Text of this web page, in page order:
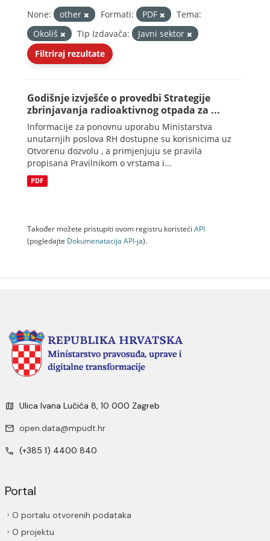
None: other Formati: PDF
Tema:
Okoliš
Tip Izdavača:
Javni sektor
Filtriraj rezultate
Godišnje izvješće o provedbi Strategije
zbrinjavanja radioaktivnog otpada za ...
Informacije za ponovnu uporabu Ministarstva
unutarnjih poslova RH dostupne su korisnicima uz
Otvorenu dozvolu , a primjenjuju se pravila
propisana Pravilnikom o vrstama i...
PDF
Također možete pristupiti ovom registru koristeći API
(pogledajte Dokumenаtаcijа API-jа).